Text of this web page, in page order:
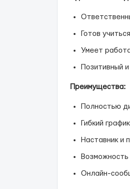
Готов
Умеет
Позитивный
Преимущества:
Полностью
Гибкий
Наставник и
Онлайн-